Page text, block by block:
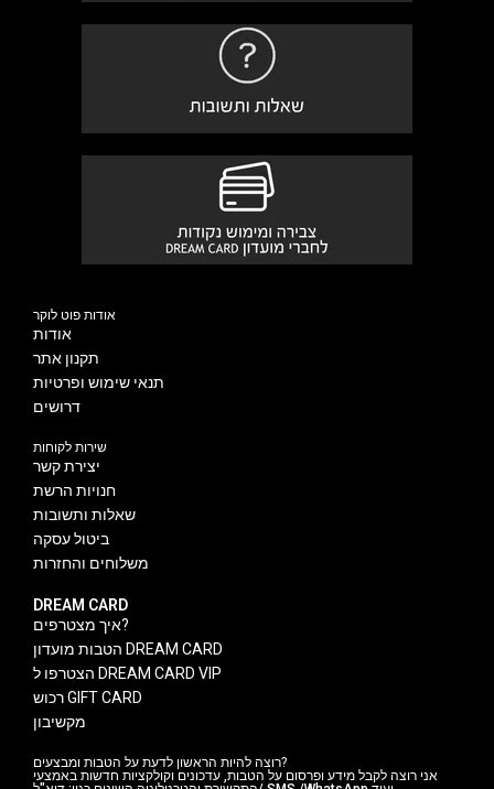
אודות פוט לוקר
אודות
תקנון אתר
תנאי שימוש ופרטיות
דרושים
שירות לקוחות
יצירת קשר
חנויות הרשת
שאלות ותשובות
ביטול עסקה
משלוחים והחזרות
DREAM CARD
איך מצטרפים?
הטבות מועדון DREAM CARD
הצטרפו ל DREAM CARD VIP
רכוש GIFT CARD
מקשיבון
רוצה להיות הראשון לדעת על הטבות ומבצעים?
אני רוצה לקבל מידע ופרסום על הטבות, עדכונים וקולקציות חדשות באמצעי